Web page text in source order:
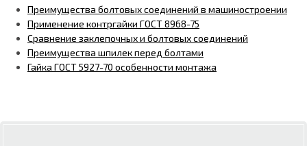
Преимущества болтовых соединений в машиностроении
Применение контргайки ГОСТ 8968-75
Сравнение заклепочных и болтовых соединений
Преимущества шпилек перед болтами
Гайка ГОСТ 5927-70 особенности монтажа